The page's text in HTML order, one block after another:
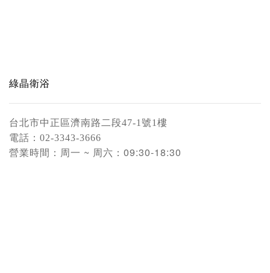
綠晶衛浴
台北市中正區濟南路二段47-1號1樓
電話： 02-3343-3666
營業時間： 周一 ~ 周六：09:30-18:30